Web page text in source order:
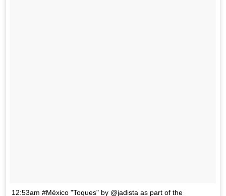
12:53am #México "Toques" by @jadista as part of the